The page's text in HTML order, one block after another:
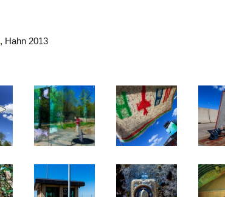
, Hahn 2013